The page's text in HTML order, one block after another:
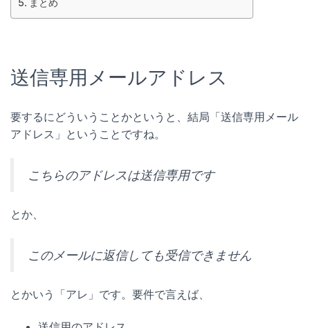
まとめ
送信専用メールアドレス
要するにどういうことかというと、結局「送信専用メール
アドレス」ということですね。
こちらのアドレスは送信専用です
とか、
このメールに返信しても受信できません
とかいう「アレ」です。要件で言えば、